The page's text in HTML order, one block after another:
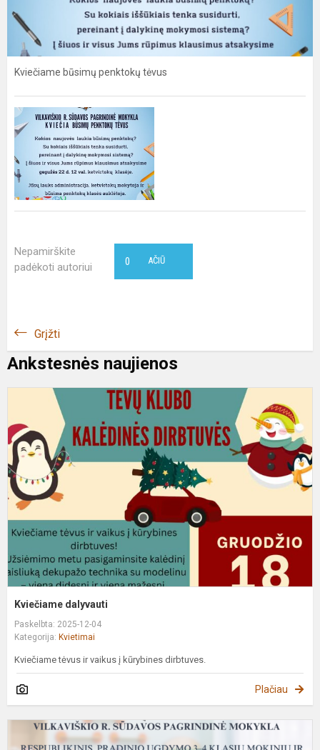
Kviečiame būsimų penktokų tėvus
Nepamirškite
padėkoti autoriui
AČIŪ
0
Grįžti
Ankstesnės naujienos
Kviečiame dalyvauti
Paskelbta: 2025-12-04
Kategorija: Kvietimai
Kviečiame tėvus ir vaikus į kūrybines dirbtuves.
Plačiau